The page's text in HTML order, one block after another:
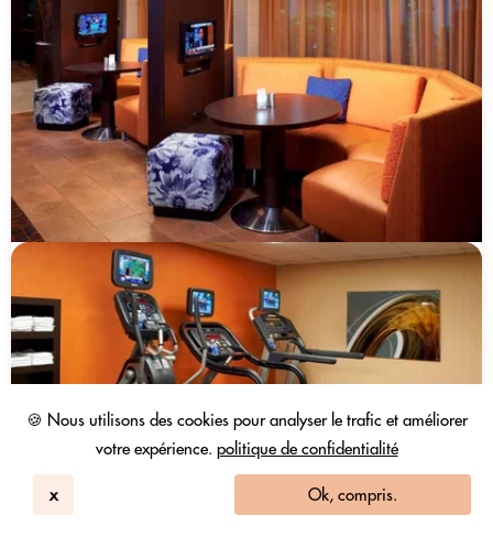
🍪 Nous utilisons des cookies pour analyser le trafic et améliorer
votre expérience. politique de confidentialité
x Ok, compris.